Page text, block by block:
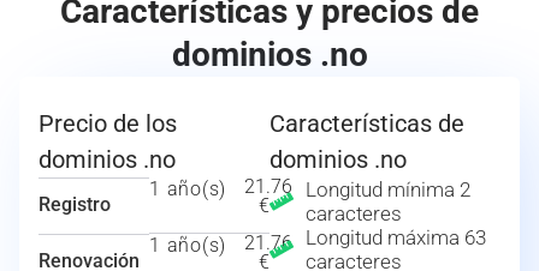
Características y precios de
dominios .no
Precio de los
dominios .no
Registro
1 año(s)
21.76
€
Renovación
1 año(s)
21.76
€
Características de
dominios .no
Longitud mínima 2
caracteres
Longitud máxima 63
caracteres